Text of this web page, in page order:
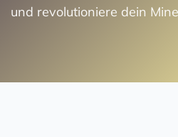
und revolutioniere dein